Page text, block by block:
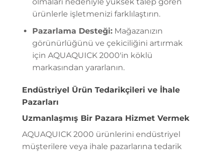
ürünlerle işletmenizi farklılaştırın.
Pazarlama Desteği:Mağazanızın
görünürlüğünü ve çekiciliğini artırmak
için AQUAQUICK 2000'in köklü
markasından yararlanın.
Endüstriyel Ürün Tedarikçileri ve İhale
Pazarları
Uzmanlaşmış Bir Pazara Hizmet Vermek
AQUAQUICK 2000 ürünlerini endüstriyel
müşterilere veya ihale pazarlarına tedarik